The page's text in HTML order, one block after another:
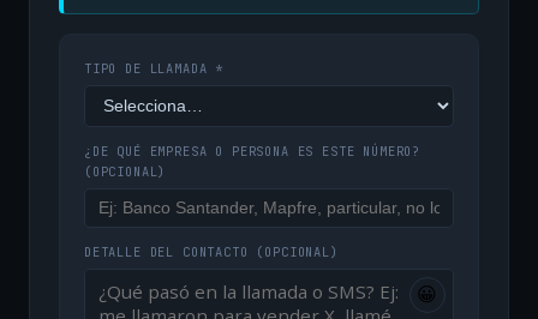
TIPO DE LLAMADA *
¿DE QUÉ EMPRESA O PERSONA ES ESTE NÚMERO?
(OPCIONAL)
DETALLE DEL CONTACTO (OPCIONAL)
😀